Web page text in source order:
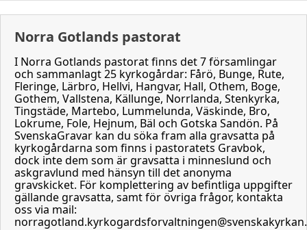
Norra Gotlands pastorat
I Norra Gotlands pastorat finns det 7 församlingar
och sammanlagt 25 kyrkogårdar: Fårö, Bunge, Rute,
Fleringe, Lärbro, Hellvi, Hangvar, Hall, Othem, Boge,
Gothem, Vallstena, Källunge, Norrlanda, Stenkyrka,
Tingstäde, Martebo, Lummelunda, Väskinde, Bro,
Lokrume, Fole, Hejnum, Bäl och Gotska Sandön. På
SvenskaGravar kan du söka fram alla gravsatta på
kyrkogårdarna som finns i pastoratets Gravbok,
dock inte dem som är gravsatta i minneslund och
askgravlund med hänsyn till det anonyma
gravskicket. För komplettering av befintliga uppgifter
gällande gravsatta, samt för övriga frågor, kontakta
oss via mail: